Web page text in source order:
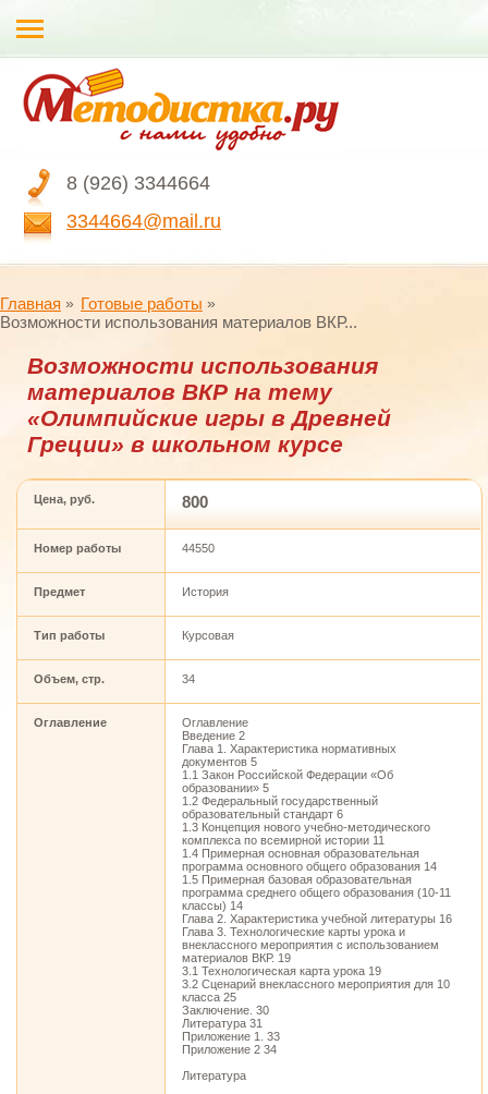
8 (926) 3344664
3344664@mail.ru
Главная
Готовые работы
Возможности использования материалов ВКР...
Возможности использования
материалов ВКР на тему
«Олимпийские игры в Древней
Греции» в школьном курсе
Цена, руб. 800
Номер работы 44550
Предмет История
Тип работы Курсовая
Объем, стр. 34
Оглавление
Оглавление
Введение 2
Глава 1. Характеристика нормативных
документов 5
1.1 Закон Российской Федерации «Об
образовании» 5
1.2 Федеральный государственный
образовательный стандарт 6
1.3 Концепция нового учебно-методического
комплекса по всемирной истории 11
1.4 Примерная основная образовательная
программа основного общего образования 14
1.5 Примерная базовая образовательная
программа среднего общего образования (10-11
классы) 14
Глава 2. Характеристика учебной литературы 16
Глава 3. Технологические карты урока и
внеклассного мероприятия с использованием
материалов ВКР. 19
3.1 Технологическая карта урока 19
3.2 Сценарий внеклассного мероприятия для 10
класса 25
Заключение. 30
Литература 31
Приложение 1. 33
Приложение 2 34
Литература